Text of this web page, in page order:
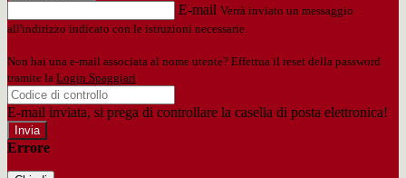
E-mail Verrà inviato un messaggio
all'indirizzo indicato con le istruzioni necessarie.
Non hai una e-mail associata al nome utente? Effettua il reset della password
tramite la Login Spaggiari
E-mail inviata, si prega di controllare la casella di posta elettronica!
Errore